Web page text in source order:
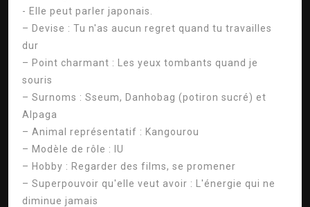
- Elle peut parler japonais.
– Devise : Tu n'as aucun regret quand tu travailles
dur
– Point charmant : Les yeux tombants quand je
souris
– Surnoms : Sseum, Danhobag (potiron sucré) et
Alpaga
– Animal représentatif : Kangourou
– Modèle de rôle : IU
– Hobby : Regarder des films, se promener
– Superpouvoir qu'elle veut avoir : L'énergie qui ne
diminue jamais